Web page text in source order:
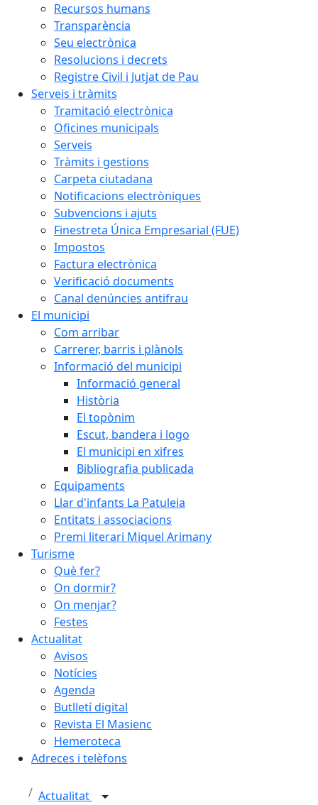
Recursos humans
Transparència
Seu electrònica
Resolucions i decrets
Registre Civil i Jutjat de Pau
Serveis i tràmits
Tramitació electrònica
Oficines municipals
Serveis
Tràmits i gestions
Carpeta ciutadana
Notificacions electròniques
Subvencions i ajuts
Finestreta Única Empresarial (FUE)
Impostos
Factura electrònica
Verificació documents
Canal denúncies antifrau
El municipi
Com arribar
Carrerer, barris i plànols
Informació del municipi
Informació general
Història
El topònim
Escut, bandera i logo
El municipi en xifres
Bibliografia publicada
Equipaments
Llar d'infants La Patuleia
Entitats i associacions
Premi literari Miquel Arimany
Turisme
Què fer?
On dormir?
On menjar?
Festes
Actualitat
Avisos
Notícies
Agenda
Butlletí digital
Revista El Masienc
Hemeroteca
Adreces i telèfons
Actualitat